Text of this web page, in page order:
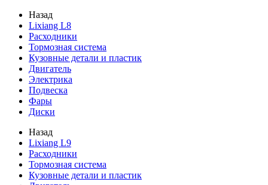
Назад
Lixiang L8
Расходники
Тормозная система
Кузовные детали и пластик
Двигатель
Электрика
Подвеска
Фары
Диски
Назад
Lixiang L9
Расходники
Тормозная система
Кузовные детали и пластик